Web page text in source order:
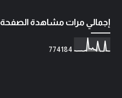
إجمالي مرات مشاهدة الصفحة
774184